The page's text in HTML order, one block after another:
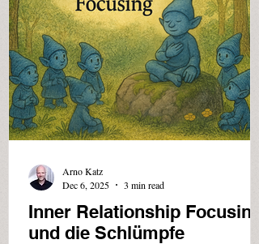
Magazin inseriert hatte. Dave war mitte
Sechzig, Sozialarbeiter und war seiner
spanischen Frau nach Madrid gefolgt, die dort
für die UNO arbeitete. Scho
Inner Relationship Focusing
und die Schlümpfe
Arno Katz
Dec 6, 2025
3 min read